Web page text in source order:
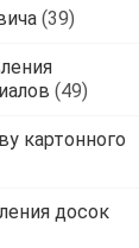
(39)
(49)
картонного
досок